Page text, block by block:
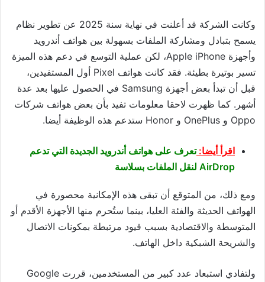
وكانت الشركة قد أعلنت في نهاية سنة 2025 عن تطوير نظام
يسمح بتبادل ومشاركة الملفات بسهولة بين هواتف أندرويد
وأجهزة
AppleiPhone، لكن عملية التوسع في دعم هذه الميزة
تسير بوتيرة بطيئة. فقد كانت هواتف Pixel أول المستفيدين،
قبل أن تبدأ بعض أجهزة Samsung في الحصول عليها بعد عدة
أشهر. كما ظهرت لاحقا معلومات تفيد بأن بعض هواتف شركات
Oppo و OnePlus و Honor ستدعم هذه الوظيفة أيضا.
اقرأ أيضا:تعرف على هواتف أندرويد الجديدة التي تدعم
AirDrop لنقل الملفات بسلاسة
ومع ذلك، من المتوقع أن تبقى هذه الإمكانية محصورة في
الهواتف الحديثة والفئة العليا، بينما ستُحرم منها الأجهزة الأقدم أو
المتوسطة والاقتصادية بسبب قيود مرتبطة بمكونات الاتصال
والشريحة الشبكية داخل الهاتف.
ولتفادي استبعاد عدد كبير من المستخدمين، قررت Google